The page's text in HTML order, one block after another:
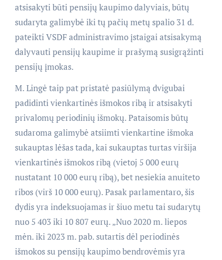
atsisakyti būti pensijų kaupimo dalyviais, būtų
sudaryta galimybė iki tų pačių metų spalio 31 d.
pateikti VSDF administravimo įstaigai atsisakymą
dalyvauti pensijų kaupime ir prašymą susigrąžinti
pensijų įmokas.
M. Lingė taip pat pristatė pasiūlymą dvigubai
padidinti vienkartinės išmokos ribą ir atsisakyti
privalomų periodinių išmokų. Pataisomis būtų
sudaroma galimybė atsiimti vienkartine išmoka
sukauptas lėšas tada, kai sukauptas turtas viršija
vienkartinės išmokos ribą (vietoj 5 000 eurų
nustatant 10 000 eurų ribą), bet nesiekia anuiteto
ribos (virš 10 000 eurų). Pasak parlamentaro, šis
dydis yra indeksuojamas ir šiuo metu tai sudarytų
nuo 5 403 iki 10 807 eurų. „Nuo 2020 m. liepos
mėn. iki 2023 m. pab. sutartis dėl periodinės
išmokos su pensijų kaupimo bendrovėmis yra